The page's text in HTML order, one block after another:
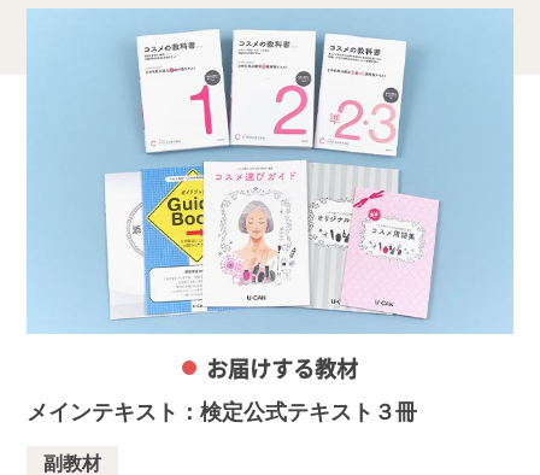
お届けする教材
メインテキスト：検定公式テキスト３冊
副教材